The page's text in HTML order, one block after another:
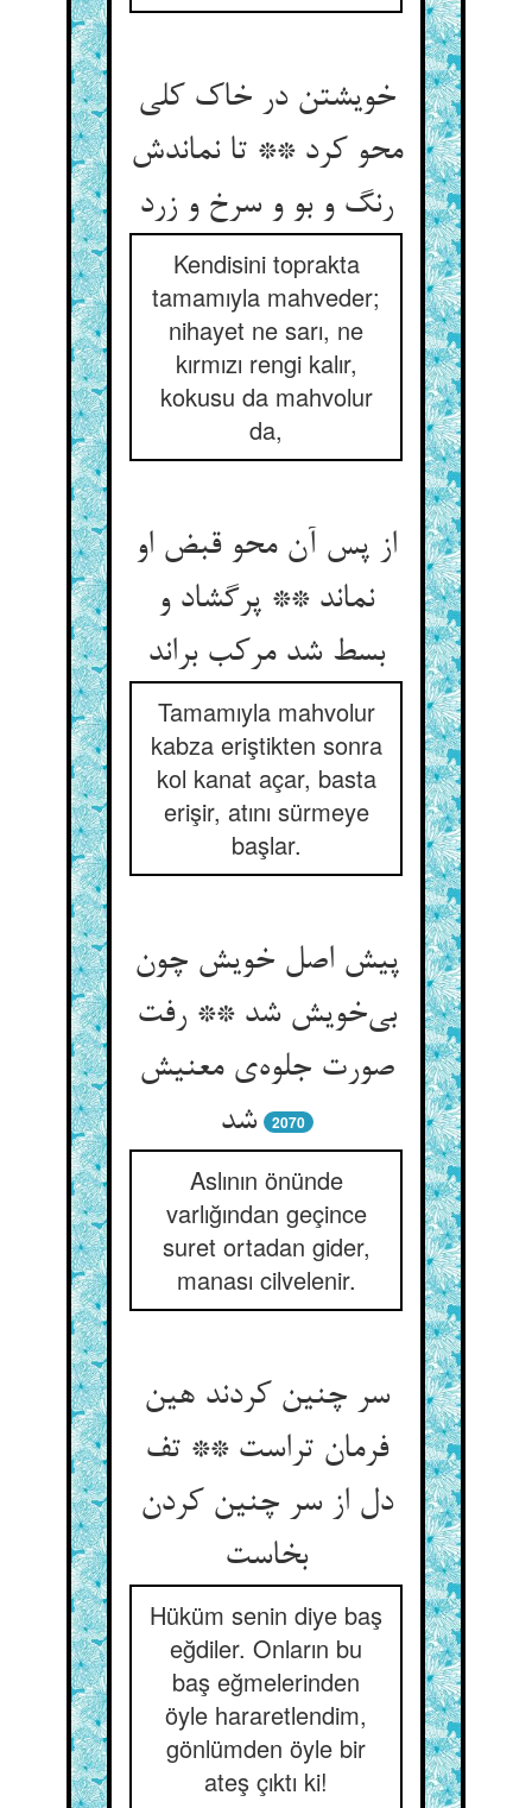
خویشتن در خاک کلی
محو کرد ** تا نماندش
رنگ و بو و سرخ و زرد
Kendisini toprakta
tamamıyla mahveder;
nihayet ne sarı, ne
kırmızı rengi kalır,
kokusu da mahvolur
da,
از پس آن محو قبض او
نماند ** پرگشاد و
بسط شد مرکب براند
Tamamıyla mahvolur
kabza eriştikten sonra
kol kanat açar, basta
erişir, atını sürmeye
başlar.
پیش اصل خویش چون
بی‌خویش شد ** رفت
صورت جلوه‌ی معنیش
شد
2070
Aslının önünde
varlığından geçince
suret ortadan gider,
manası cilvelenir.
سر چنین کردند هین
فرمان تراست ** تف
دل از سر چنین کردن
بخاست
Hüküm senin diye baş
eğdiler. Onların bu
baş eğmelerinden
öyle hararetlendim,
gönlümden öyle bir
ateş çıktı ki!